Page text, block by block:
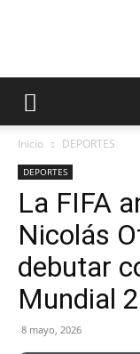
Inicio DEPORTES
DEPORTES
La FIFA
Nicolás
debutar
Mundial
8 mayo, 2026